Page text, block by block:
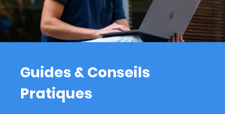
Guides & Conseils
Pratiques